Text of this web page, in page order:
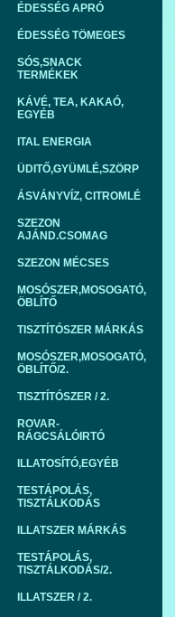
ÉDESSÉG APRÓ
ÉDESSÉG TÖMEGES
SÓS,SNACK
TERMÉKEK
KÁVÉ, TEA, KAKAÓ,
EGYÉB
ITAL ENERGIA
ÜDITŐ,GYÜMLÉ,SZÖRP
ÁSVÁNYVÍZ, CITROMLÉ
SZEZON
AJÁND.CSOMAG
SZEZON MÉCSES
MOSÓSZER,MOSOGATÓ,
ÖBLÍTŐ
TISZTÍTÓSZER MÁRKÁS
MOSÓSZER,MOSOGATÓ,
ÖBLÍTŐ/2.
TISZTÍTÓSZER / 2.
ROVAR-
RÁGCSÁLÓIRTÓ
ILLATOSÍTÓ,EGYÉB
TESTÁPOLÁS,
TISZTÁLKODÁS
ILLATSZER MÁRKÁS
TESTÁPOLÁS,
TISZTÁLKODÁS/2.
ILLATSZER / 2.